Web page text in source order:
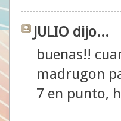
JULIO dijo...
buenas!!
madrugon
7 en punto,